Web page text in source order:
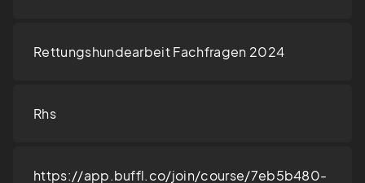
Rettungshundearbeit Fachfragen 2024
Rhs
https://app.buffl.co/join/course/7eb5b480-